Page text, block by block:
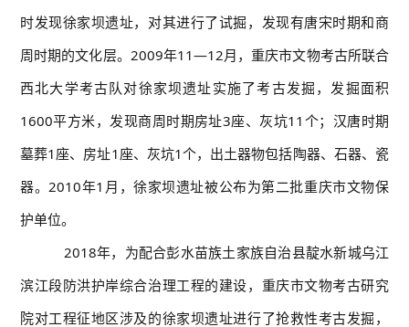
时发现徐家坝遗址，对其进行了试掘，发现有唐宋时期和商
周时期的文化层。2009年11—12月，重庆市文物考古所联合
西北大学考古队对徐家坝遗址实施了考古发掘，发掘面积
1600平方米，发现商周时期房址3座、灰坑11个；汉唐时期
墓葬1座、房址1座、灰坑1个，出土器物包括陶器、石器、瓷
器。2010年1月，徐家坝遗址被公布为第二批重庆市文物保
护单位。
2018年，为配合彭水苗族土家族自治县靛水新城乌江
滨江段防洪护岸综合治理工程的建设，重庆市文物考古研究
院对工程征地区涉及的徐家坝遗址进行了抢救性考古发掘，